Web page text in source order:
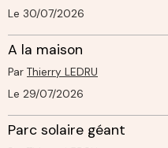
Le 30/07/2026
A la maison
Par Thierry LEDRU
Le 29/07/2026
Parc solaire géant